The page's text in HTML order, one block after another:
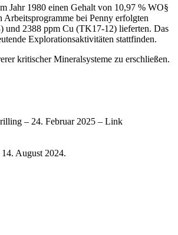
Jahr 1980 einen Gehalt von 10,97 % WO§
bei Penny erfolgten
und 2388 ppm Cu (TK17-12) lieferten. Das
Explorationsaktivitäten stattfinden.
kritischer Mineralsysteme zu erschließen.
– 24. Februar 2025 – Link
August 2024.